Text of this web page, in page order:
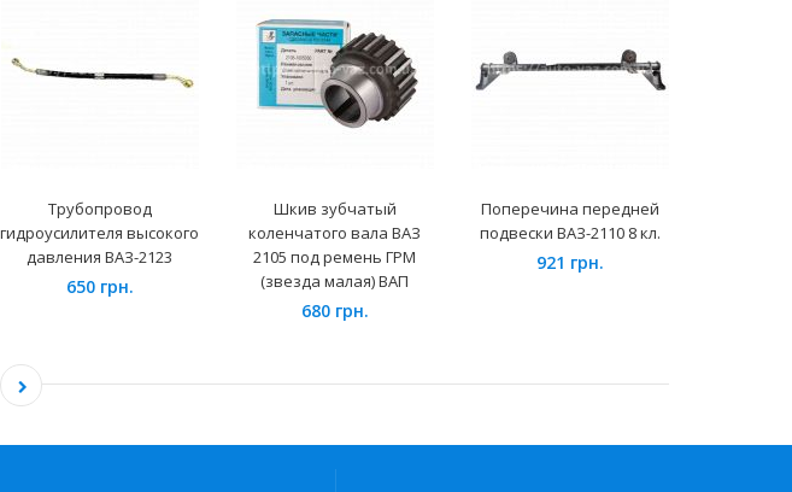
Трубопровод
гидроусилителя высокого
давления ВАЗ-2123
650 грн.
Шкив зубчатый
коленчатого вала ВАЗ
2105 под ремень ГРМ
(звезда малая) ВАП
680 грн.
Поперечина передней
подвески ВАЗ-2110 8 кл.
921 грн.